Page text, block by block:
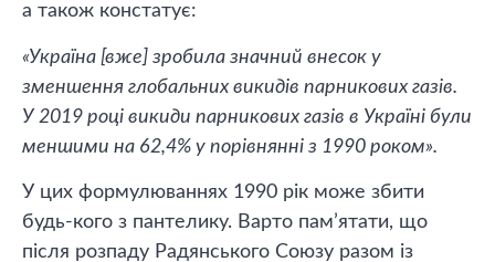
а також констатує:
«Україна [вже] зробила значний внесок у
зменшення глобальних викидів парникових газів.
У 2019 році викиди парникових газів в Україні були
меншими на 62,4% у порівнянні з 1990 роком».
У цих формулюваннях 1990 рік може збити
будь-кого з пантелику. Варто пам’ятати, що
після розпаду Радянського Союзу разом із